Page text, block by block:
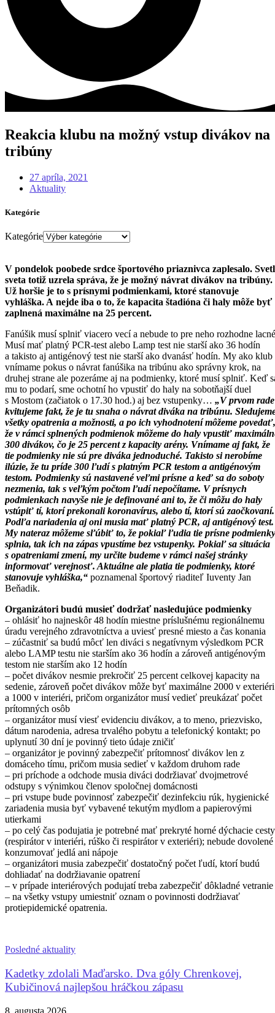
Reakcia klubu na možný vstup divákov na
tribúny
27 apríla, 2021
Aktuality
Kategórie
Kategórie
V pondelok poobede srdce športového priaznivca zaplesalo.
sveta totiž uzrela správa, že je možný návrat divákov na tribúny.
Už horšie je to s prísnymi podmienkami, ktoré stanovuje
vyhláška. A nejde iba o to, že kapacita štadióna či haly môže byť
zaplnená maximálne na 25 percent.
Fanúšik musí splniť viacero vecí a nebude to pre neho rozhodne
Musí mať platný PCR-test alebo Lamp test nie starší ako 36 hodín
a takisto aj antigénový test nie starší ako dvanásť hodín. My ako klub
vnímame pokus o návrat fanúšika na tribúnu ako správny krok, na
druhej strane ale pozeráme aj na podmienky, ktoré musí splniť. Keď
mu to podarí, sme ochotní ho vpustiť do haly na sobotňajší duel
s Mostom (začiatok o 17.30 hod.) aj bez vstupenky… „V prvom rade
kvitujeme fakt, že je tu snaha o návrat diváka na tribúnu.
všetky opatrenia a možnosti, a po ich vyhodnotení môžeme povedať,
že v rámci splnených podmienok môžeme do haly vpustiť
300 divákov, čo je 25 percent z kapacity arény. Vnímame aj fakt, že
tie podmienky nie sú pre diváka jednoduché. Takisto si nerobíme
ilúzie, že tu príde 300 ľudí s platným PCR testom a antigénovým
testom. Podmienky sú nastavené veľmi prísne a keď sa do soboty
nezmenia, tak s veľkým počtom ľudí nepočítame. V prísnych
podmienkach navyše nie je definované ani to, že či môžu do haly
vstúpiť tí, ktorí prekonali koronavírus, alebo tí, ktorí sú zaočkovaní.
Podľa nariadenia aj oni musia mať platný PCR, aj antigénový test.
My nateraz môžeme sľúbiť to, že pokiaľ ľudia tie prísne podmienky
splnia, tak ich na zápas vpustíme bez vstupenky. Pokiaľ sa situácia
s opatreniami zmení, my určite budeme v rámci našej stránky
informovať verejnosť. Aktuálne ale platia tie podmienky, ktoré
stanovuje vyhláška,“ poznamenal športový riaditeľ Iuventy Jan
Beňadik.
Organizátori budú musieť dodržať nasledujúce podmienky
– ohlásiť ho najneskôr 48 hodín miestne príslušnému regionálnemu
úradu verejného zdravotníctva a uviesť presné miesto a čas konania
– zúčastniť sa budú môcť len diváci s negatívnym výsledkom PCR
alebo LAMP testu nie starším ako 36 hodín a zároveň antigénovým
testom nie starším ako 12 hodín
– počet divákov nesmie prekročiť 25 percent celkovej kapacity na
sedenie, zároveň počet divákov môže byť maximálne 2000 v exteriéri
a 1000 v interiéri, pričom organizátor musí vedieť preukázať počet
prítomných osôb
– organizátor musí viesť evidenciu divákov, a to meno, priezvisko,
dátum narodenia, adresa trvalého pobytu a telefonický kontakt; po
uplynutí 30 dní je povinný tieto údaje zničiť
– organizátor je povinný zabezpečiť prítomnosť divákov len z
domáceho tímu, pričom musia sedieť v každom druhom rade
– pri príchode a odchode musia diváci dodržiavať dvojmetrové
odstupy s výnimkou členov spoločnej domácnosti
– pri vstupe bude povinnosť zabezpečiť dezinfekciu rúk, hygienické
zariadenia musia byť vybavené tekutým mydlom a papierovými
utierkami
– po celý čas podujatia je potrebné mať prekryté horné dýchacie cesty
(respirátor v interiéri, rúško či respirátor v exteriéri); nebude dovolené
konzumovať jedlá ani nápoje
– organizátori musia zabezpečiť dostatočný počet ľudí, ktorí budú
dohliadať na dodržiavanie opatrení
– v prípade interiérových podujatí treba zabezpečiť dôkladné vetranie
– na všetky vstupy umiestniť oznam o povinnosti dodržiavať
protiepidemické opatrenia.
Posledné aktuality
Kadetky zdolali Maďarsko. Dva góly Chrenkovej,
Kubičinová najlepšou hráčkou zápasu
8. augusta 2026